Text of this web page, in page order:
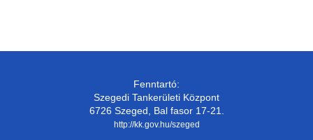
Fenntartó:
Szegedi Tankerületi Központ
6726 Szeged, Bal fasor 17-21.
http://kk.gov.hu/szeged